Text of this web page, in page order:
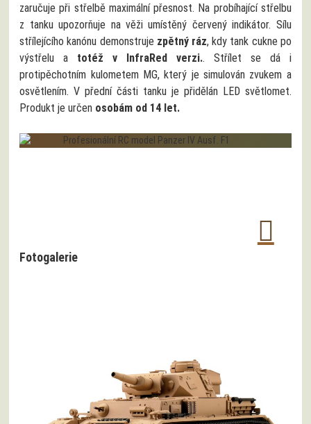
zaručuje při střelbě maximální přesnost. Na probíhající střelbu
z tanku upozorňuje na věži umístěný červený indikátor. Sílu
střílejícího kanónu demonstruje zpětný ráz, kdy tank cukne po
výstřelu a totéž v InfraRed verzi.. Střílet se dá i
protipěchotním kulometem MG, který je simulován zvukem a
osvětlením. V přední části tanku je přidělán LED světlomet.
Produkt je určen osobám od 14 let.
Fotogalerie